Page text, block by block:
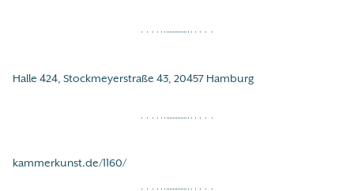
Halle 424, Stockmeyerstraße 43, 20457 Hamburg
kammerkunst.de/1160/